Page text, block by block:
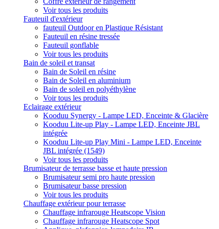
Voir tous les produits
Fauteuil d'extérieur
fauteuil Outdoor en Plastique Résistant
Fauteuil en résine tressée
Fauteuil gonflable
Voir tous les produits
Bain de soleil et transat
Bain de Soleil en résine
Bain de Soleil en aluminium
Bain de soleil en polyéthylène
Voir tous les produits
Eclairage extérieur
Kooduu Synergy - Lampe LED, Enceinte & Glacière
Kooduu Lite-up Play - Lampe LED, Enceinte JBL
intégrée
Kooduu Lite-up Play Mini - Lampe LED, Enceinte
JBL intégrée (1549)
Voir tous les produits
Brumisateur de terrasse basse et haute pression
Brumisateur semi pro haute pression
Brumisateur basse pression
Voir tous les produits
Chauffage extérieur pour terrasse
Chauffage infrarouge Heatscope Vision
Chauffage infrarouge Heatscope Spot